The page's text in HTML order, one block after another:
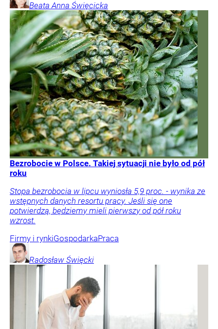
Beata Anna Święcicka
Bezrobocie w Polsce. Takiej sytuacji nie było od pół
roku
Stopa bezrobocia w lipcu wyniosła 5,9 proc. - wynika ze
wstępnych danych resortu pracy. Jeśli się one
potwierdzą, będziemy mieli pierwszy od pół roku
wzrost.
Firmy i rynkiGospodarkaPraca
Radosław Święcki